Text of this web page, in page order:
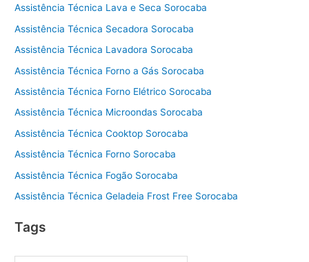
Assistência Técnica Lava e Seca Sorocaba
Assistência Técnica Secadora Sorocaba
Assistência Técnica Lavadora Sorocaba
Assistência Técnica Forno a Gás Sorocaba
Assistência Técnica Forno Elétrico Sorocaba
Assistência Técnica Microondas Sorocaba
Assistência Técnica Cooktop Sorocaba
Assistência Técnica Forno Sorocaba
Assistência Técnica Fogão Sorocaba
Assistência Técnica Geladeia Frost Free Sorocaba
Tags